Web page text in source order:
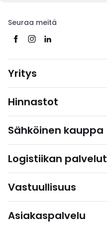
Seuraa meitä
Yritys
Hinnastot
Sähköinen kauppa
Logistiikan palvelut
Vastuullisuus
Asiakaspalvelu